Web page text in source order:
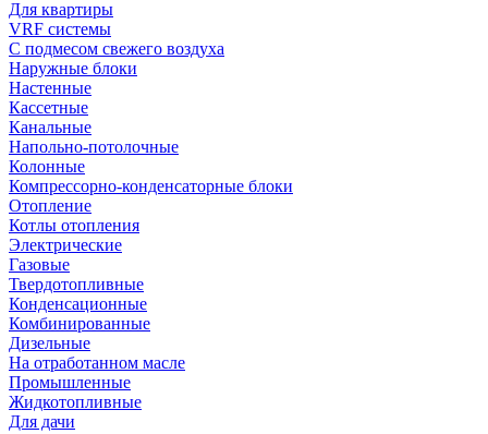
Для квартиры
VRF системы
С подмесом свежего воздуха
Наружные блоки
Настенные
Кассетные
Канальные
Напольно-потолочные
Колонные
Компрессорно-конденсаторные блоки
Отопление
Котлы отопления
Электрические
Газовые
Твердотопливные
Конденсационные
Комбинированные
Дизельные
На отработанном масле
Промышленные
Жидкотопливные
Для дачи